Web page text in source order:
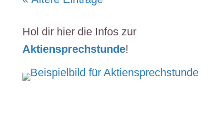
Hol dir hier die Infos zur
Aktiensprechstunde!